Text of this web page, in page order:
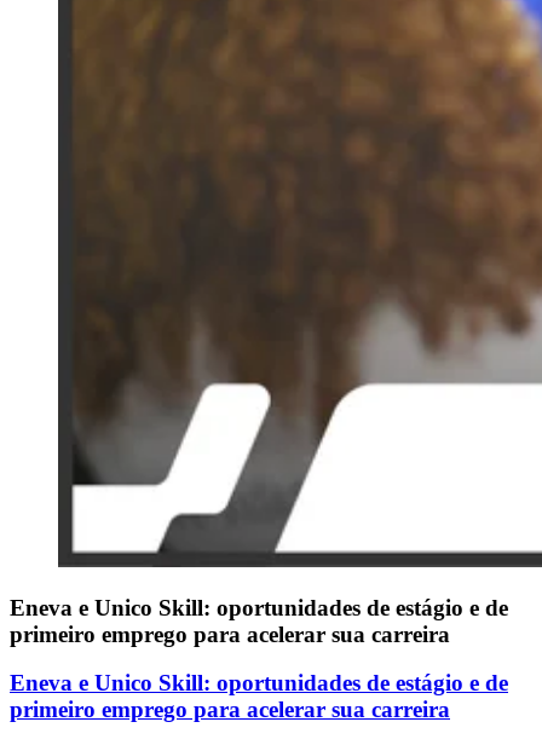
Eneva e Unico Skill: oportunidades de estágio e de
primeiro emprego para acelerar sua carreira
Eneva e Unico Skill: oportunidades de estágio e de
primeiro emprego para acelerar sua carreira